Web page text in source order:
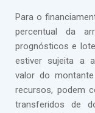
Para o
percentual da
prognósticos e
estiver sujeita a
valor do
recursos, podem
transferidos de